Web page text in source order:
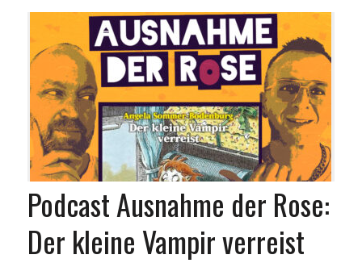
Podcast Ausnahme der Rose:
Der kleine Vampir verreist